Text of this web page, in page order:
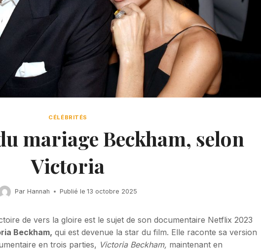
CÉLÉBRITÉS
mariage Beckham, selon
Victoria
Par Hannah Publié le 13 octobre 2025
de vers la gloire est le sujet de son documentaire Netflix 2023
Beckham, qui est devenue la star du film. Elle raconte sa version
en trois parties, Victoria Beckham, maintenant en